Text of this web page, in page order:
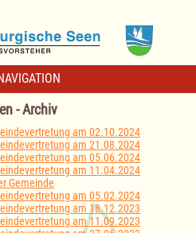
- Archiv
am 02.10.2024
am 21.08.2024
am 05.06.2024
am 11.04.2024
Gemeinde
am 05.02.2024
am 18.12.2023
am 11.09.2023